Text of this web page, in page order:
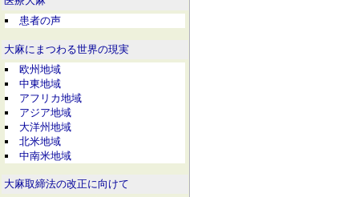
患者の声
大麻にまつわる世界の現実
欧州地域
中東地域
アフリカ地域
アジア地域
大洋州地域
北米地域
中南米地域
大麻取締法の改正に向けて